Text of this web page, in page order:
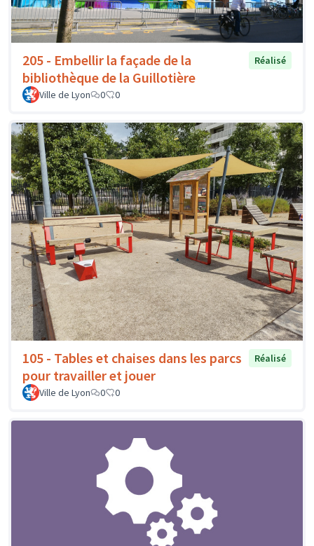
205 - Embellir la façade de la
bibliothèque de la Guillotière
Réalisé
Ville de Lyon 0 0
105 - Tables et chaises dans les parcs
pour travailler et jouer
Réalisé
Ville de Lyon 0 0